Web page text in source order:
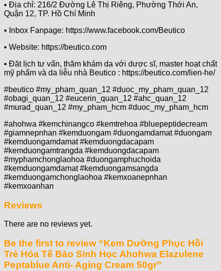
▪️ Địa chỉ: 216/2 Đường Lê Thị Riêng, Phường Thới An,
Quận 12, TP. Hồ Chí Minh
▪️ Inbox Fanpage: https://www.facebook.com/Beutico
▪️ Website: https://beutico.com
▪️ Đăt lịch tư vấn, thăm khám da với dược sĩ, master hoạt chất
mỹ phẩm và da liễu nhà Beutico : https://beutico.com/lien-he/
#beutico #my_pham_quan_12 #duoc_my_pham_quan_12
#obagi_quan_12 #eucerin_quan_12 #ahc_quan_12
#murad_quan_12 #my_pham_hcm #duoc_my_pham_hcm
#ahohwa #kemchinangco #kemtrehoa #bluepeptidecream
#giamnepnhan #kemduongam #duongamdamat #duongam
#kemduongamdamat #kemduongdacapam
#kemduongamtrangda #kemduongdacapam
#myphamchonglaohoa #duongamphuchoida
#kemduongamdamat #kemduongamsangda
#kemduongamchonglaohoa #kemxoanepnhan
#kemxoanhan
Reviews
There are no reviews yet.
Be the first to review “Kem Dưỡng Phục Hồi
Trẻ Hóa Tế Bào Sinh Học Ahohwa Elazulene
Peptablue Anti- Aging Cream 50gr”